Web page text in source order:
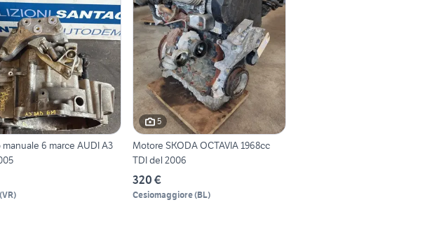
manuale 6 marce AUDI A3
VR)
5
Motore SKODA OCTAVIA 1968cc
TDI del 2006
320 €
Cesiomaggiore(BL)